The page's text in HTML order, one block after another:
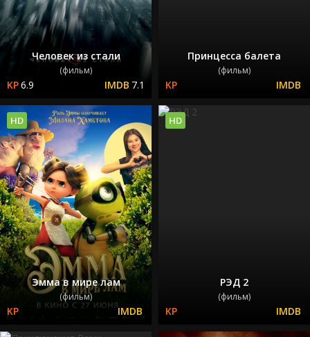
Человек из стали
(фильм)
6.9 7.1
Принцесса балета
(фильм)
Эмма в мире лам
(фильм)
HD
РЭД 2
(фильм)
HD